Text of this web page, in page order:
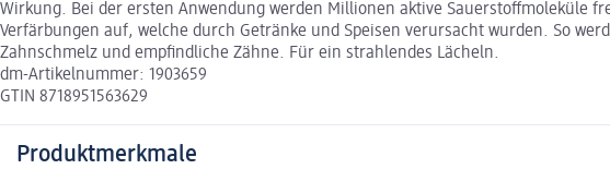
Wirkung. Bei der ersten Anwendung werden Millionen aktive Sauerstoffmoleküle
Verfärbungen auf, welche durch Getränke und Speisen verursacht wurden. So
Zahnschmelz und empfindliche Zähne. Für ein strahlendes Lächeln.
dm-Artikelnummer: 1903659
GTIN 8718951563629
Produktmerkmale